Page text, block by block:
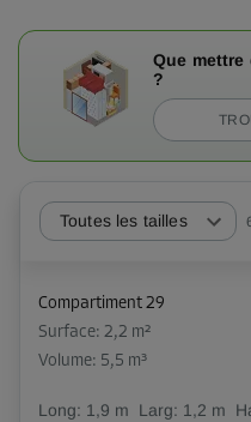
Que mettre
?
Toutes les tailles
Compartiment 29
Surface: 2,2 m²
Volume: 5,5 m³
Long: 1,9 m Larg: 1,2 m